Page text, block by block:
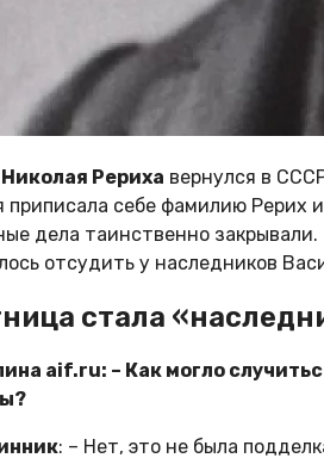
Николая Рериха вернулся в
приписала себе фамилию Рерих
дела таинственно
отсудить у наследников
стала
aif.ru: – Как могло
: – Нет, это не была